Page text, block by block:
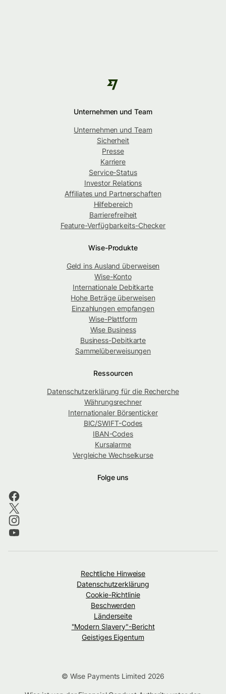
Unternehmen und Team
Unternehmen und Team
Sicherheit
Presse
Karriere
Service-Status
Investor Relations
Affiliates und Partnerschaften
Hilfebereich
Barrierefreiheit
Feature-Verfügbarkeits-Checker
Wise-Produkte
Geld ins Ausland überweisen
Wise-Konto
Internationale Debitkarte
Hohe Beträge überweisen
Einzahlungen empfangen
Wise-Plattform
Wise Business
Business-Debitkarte
Sammelüberweisungen
Ressourcen
Datenschutzerklärung für die Recherche
Währungsrechner
Internationaler Börsenticker
BIC/SWIFT-Codes
IBAN-Codes
Kursalarme
Vergleiche Wechselkurse
Folge uns
Rechtliche Hinweise
Datenschutzerklärung
Cookie-Richtlinie
Beschwerden
Länderseite
"Modern Slavery"-Bericht
Geistiges Eigentum
© Wise Payments Limited 2026